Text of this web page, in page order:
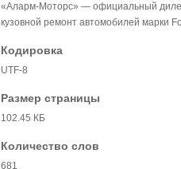
«Аларм-Моторс» — официальный
кузовной ремонт автомобилей марки
Кодировка
UTF-8
Размер страницы
102.45 КБ
Количество слов
681